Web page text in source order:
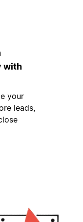
with
your
leads,